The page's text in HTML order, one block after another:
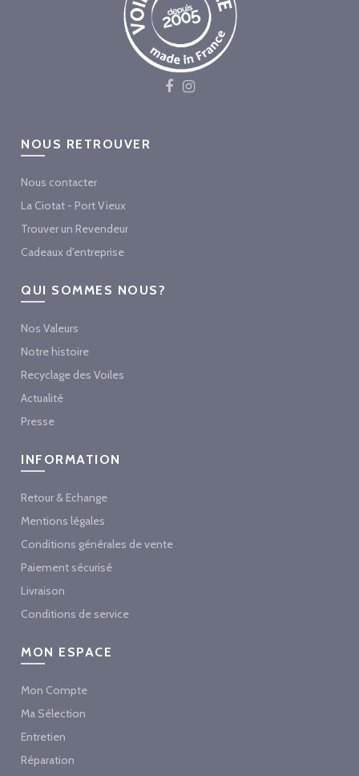
NOUS RETROUVER
Nous contacter
La Ciotat - Port Vieux
Trouver un Revendeur
Cadeaux d'entreprise
QUI SOMMES NOUS?
Nos Valeurs
Notre histoire
Recyclage des Voiles
Actualité
Presse
INFORMATION
Retour & Echange
Mentions légales
Conditions générales de vente
Paiement sécurisé
Livraison
Conditions de service
MON ESPACE
Mon Compte
Ma Sélection
Entretien
Réparation